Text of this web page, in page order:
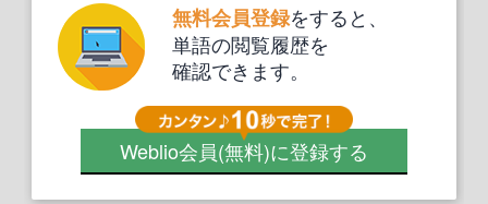
無料会員登録をすると、
単語の閲覧履歴を
確認できます。
Weblio会員(無料)に登録する